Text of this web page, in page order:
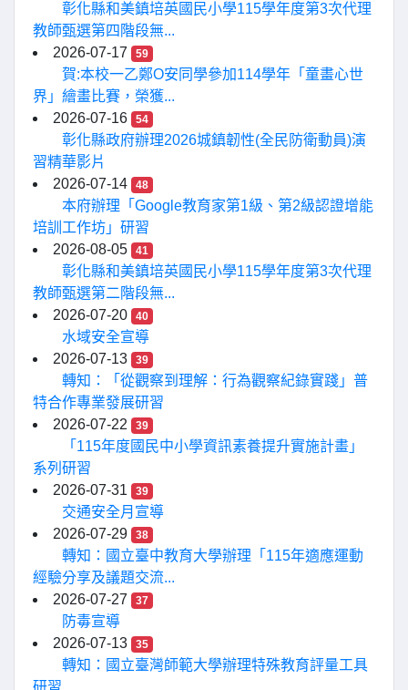
彰化縣和美鎮培英國民小學115學年度第3次代理
教師甄選第四階段無...
2026-07-17
59
賀:本校一乙鄭O安同學參加114學年「童畫心世
界」繪畫比賽，榮獲...
2026-07-16
54
彰化縣政府辦理2026城鎮韌性(全民防衛動員)演
習精華影片
2026-07-14
48
本府辦理「Google教育家第1級、第2級認證增能
培訓工作坊」研習
2026-08-05
41
彰化縣和美鎮培英國民小學115學年度第3次代理
教師甄選第二階段無...
2026-07-20
40
水域安全宣導
2026-07-13
39
轉知：「從觀察到理解：行為觀察紀錄實踐」普
特合作專業發展研習
2026-07-22
39
「115年度國民中小學資訊素養提升實施計畫」
系列研習
2026-07-31
39
交通安全月宣導
2026-07-29
38
轉知：國立臺中教育大學辦理「115年適應運動
經驗分享及議題交流...
2026-07-27
37
防毒宣導
2026-07-13
35
轉知：國立臺灣師範大學辦理特殊教育評量工具
研習